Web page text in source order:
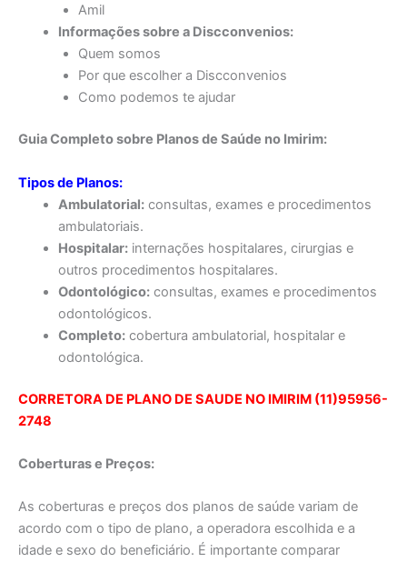
Amil
Informações sobre a Discconvenios:
Quem somos
Por que escolher a Discconvenios
Como podemos te ajudar
Guia Completo sobre Planos de Saúde no Imirim:
Tipos de Planos:
Ambulatorial:consultas, exames e procedimentos
ambulatoriais.
Hospitalar:internações hospitalares, cirurgias e
outros procedimentos hospitalares.
Odontológico:consultas, exames e procedimentos
odontológicos.
Completo:cobertura ambulatorial, hospitalar e
odontológica.
CORRETORA DE PLANO DE SAUDE NO IMIRIM (11)95956-
2748
Coberturas e Preços:
As coberturas e preços dos planos de saúde variam de
acordo com o tipo de plano, a operadora escolhida e a
idade e sexo do beneficiário. É importante comparar